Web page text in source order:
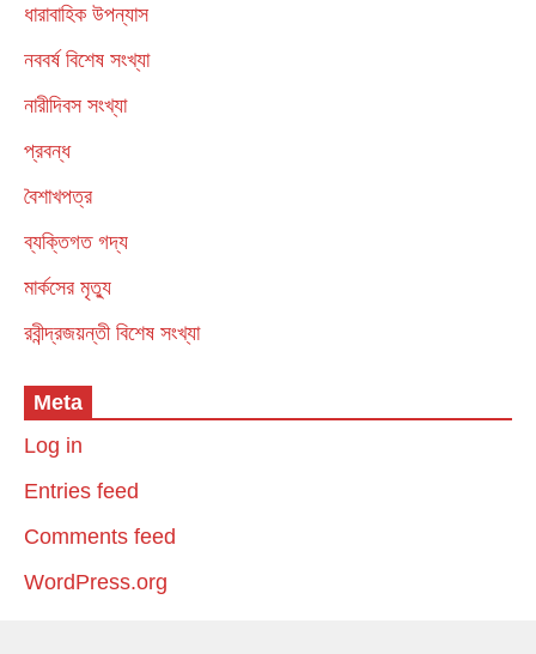
ধারাবাহিক উপন্যাস
নববর্ষ বিশেষ সংখ্যা
নারীদিবস সংখ্যা
প্রবন্ধ
বৈশাখপত্র
ব্যক্তিগত গদ্য
মার্কসের মৃত্যু
রবীন্দ্রজয়ন্তী বিশেষ সংখ্যা
Meta
Log in
Entries feed
Comments feed
WordPress.org